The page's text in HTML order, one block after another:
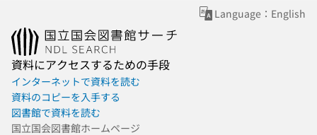
Language：English
資料にアクセスするための手段
インターネットで資料を読む
資料のコピーを入手する
図書館で資料を読む
国立国会図書館ホームページ